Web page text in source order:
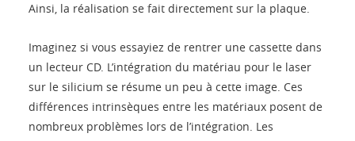
Ainsi, la réalisation se fait directement sur la plaque.
Imaginez si vous essayiez de rentrer une cassette dans
un lecteur CD. L’intégration du matériau pour le laser
sur le silicium se résume un peu à cette image. Ces
différences intrinsèques entre les matériaux posent de
nombreux problèmes lors de l’intégration. Les